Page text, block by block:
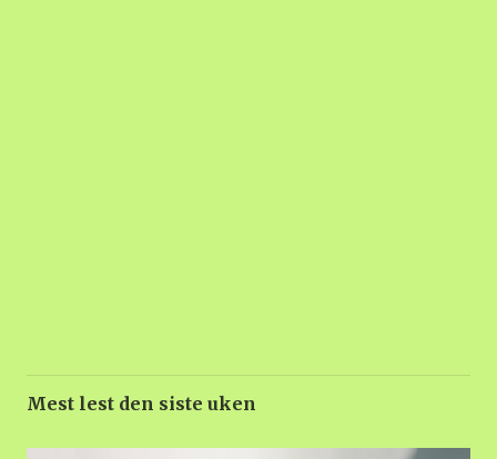
Mest lest den siste uken